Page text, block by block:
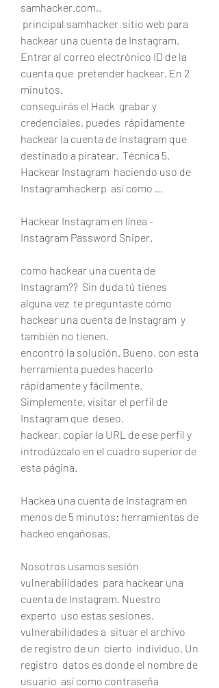
samhacker.com,.
hackear una cuenta de Instagram.
Entrar al correo electrónico ID de la
cuenta que  pretender hackear. En 2
minutos.
conseguirás el Hack  grabar y
credenciales, puedes  rápidamente
hackear la cuenta de Instagram que
destinado a piratear.  Técnica 5.
Hackear Instagram  haciendo uso de
Instagramhackerp  así como ...
Hackear Instagram en línea -
Instagram Password Sniper.
como hackear una cuenta de
Instagram??  Sin duda tú tienes
alguna vez  te preguntaste cómo
hackear una cuenta de Instagram  y
también no tienen.
encontró la solución. Bueno, con esta
herramienta puedes hacerlo
rápidamente y fácilmente.
Simplemente, visitar el perfil de
Instagram que  deseo.
hackear, copiar la URL de ese perfil y
introdúzcalo en el cuadro superior de
esta página.
Hackea una cuenta de Instagram en
menos de 5 minutos: herramientas de
hackeo engañosas.
Nosotros usamos sesión
vulnerabilidades  para hackear una
cuenta de Instagram. Nuestro
experto  uso estas sesiones.
vulnerabilidades a  situar el archivo
de registro de un  cierto  individuo. Un
registro  datos es donde el nombre de
usuario  así como contraseña